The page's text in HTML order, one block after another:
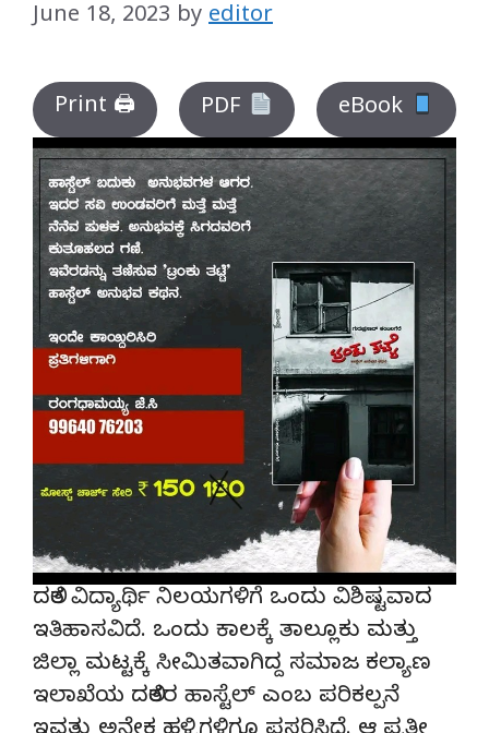
June 18, 2023 by editor
Print 🖨 PDF eBook
ದಲಿತ ವಿದ್ಯಾರ್ಥಿ ನಿಲಯಗಳಿಗೆ ಒಂದು ವಿಶಿಷ್ಟವಾದ
ಇತಿಹಾಸವಿದೆ. ಒಂದು ಕಾಲಕ್ಕೆ ತಾಲ್ಲೂಕು ಮತ್ತು
ಜಿಲ್ಲಾ ಮಟ್ಟಕ್ಕೆ ಸೀಮಿತವಾಗಿದ್ದ ಸಮಾಜ ಕಲ್ಯಾಣ
ಇಲಾಖೆಯ ದಲಿತರ ಹಾಸ್ಟೆಲ್ ಎಂಬ ಪರಿಕಲ್ಪನೆ